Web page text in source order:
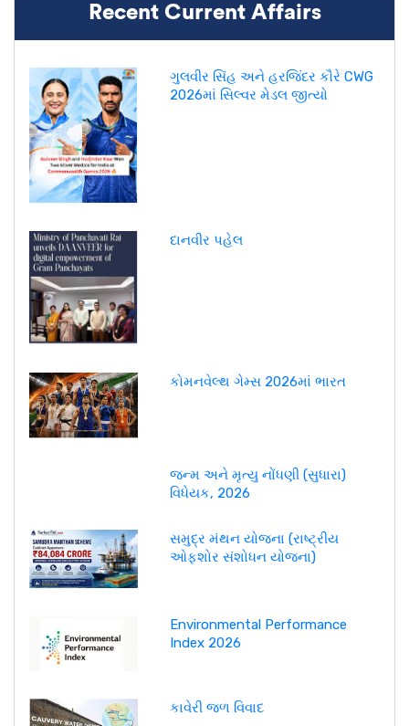
Recent Current Affairs
ગુલવીર સિંહ અને હરજિંદર કૌરે CWG
2026માં સિલ્વર મેડલ જીત્યો
દાનવીર પહેલ
કોમનવેલ્થ ગેમ્સ 2026માં ભારત
જન્મ અને મૃત્યુ નોંધણી (સુધારા)
વિધેયક, 2026
સમુદ્ર મંથન યોજના (રાષ્ટ્રીય
ઓફશોર સંશોધન યોજના)
Environmental Performance
Index 2026
કાવેરી જળ વિવાદ